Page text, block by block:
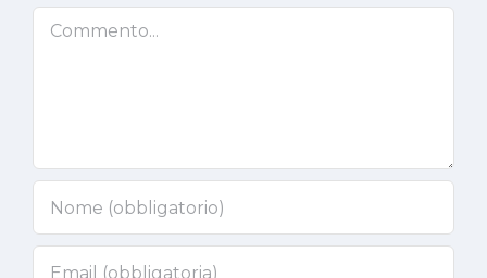
Commento